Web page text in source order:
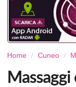
Home Cuneo